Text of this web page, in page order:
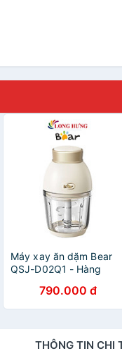
Máy xay ăn dặm Bear
QSJ-D02Q1 - Hàng
790.000 đ
THÔNG TIN CHI